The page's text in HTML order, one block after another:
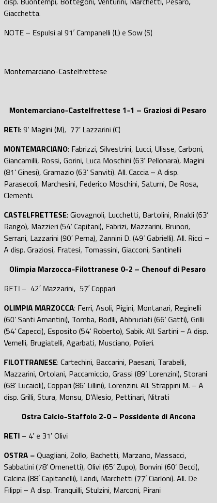
Giacchetta.
NOTE – Espulsi al 91′ Campanelli (L) e Sow (S)
Montemarciano-Castelfrettese
Montemarciano-Castelfrettese 1-1 – Graziosi di Pesaro
RETI: 9’ Magini (M), 77’ Lazzarini (C)
MONTEMARCIANO: Fabrizzi, Silvestrini, Lucci, Ulisse, Carboni,
Giancamilli, Rossi, Gorini, Luca Moschini (63’ Pellonara), Magini
(81’ Ginesi), Gramazio (63’ Sanviti). All. Caccia – A disp.
Parasecoli, Marchesini, Federico Moschini, Saturni, De Rosa,
Clementi.
CASTELFRETTESE: Giovagnoli, Lucchetti, Bartolini, Rinaldi (63’
Rango), Mazzieri (54’ Capitani), Fabrizi, Mazzarini, Brunori,
Serrani, Lazzarini (90’ Perna), Zannini D. (49’ Gabrielli). All. Ricci –
A disp. Graziosi, Fratesi, Tomassini, Giacconi, Santinelli
Olimpia Marzocca-Filottranese 0-2 – Chenouf di Pesaro
RETI – 42′ Mazzarini, 57′ Coppari
OLIMPIA MARZOCCA: Ferri, Asoli, Pigini, Montanari, Reginelli
(60’ Santi Amantini), Tomba, Bodlli, Abbruciati (66’ Gatti), Grilli
(54’ Capecci), Esposito (54’ Roberto), Sabik. All. Sartini – A disp.
Vernelli, Brugiatelli, Agarbati, Musciano, Polieri.
FILOTTRANESE: Cartechini, Baccarini, Paesani, Tarabelli,
Mazzarini, Ortolani, Paccamiccio, Grassi (89’ Lorenzini), Storani
(68’ Lucaioli), Coppari (86’ Lillini), Lorenzini. All. Strappini M. – A
disp. Grilli, Stura, Monsu, D’Alesio, Pettinari, Nitrati
Ostra Calcio-Staffolo 2-0 – Possidente di Ancona
RETI – 4′ e 31′ Olivi
OSTRA – Quagliani, Zollo, Bachetti, Marzano, Massacci,
Sabbatini (78′ Omenetti), Olivi (65′ Zupo), Bonvini (60′ Becci),
Calcina (88′ Capitanelli), Landi, Marchetti (77′ Ciarloni). All. De
Filippi – A disp. Tranquilli, Stulzini, Marconi, Pirani